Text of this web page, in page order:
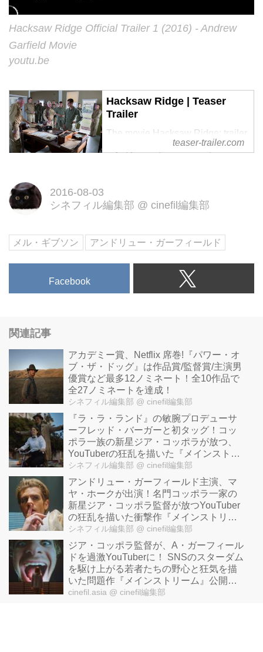
Hacksaw Ridge Official Trailer 1 (2016) - Andrew
Garfield Movie
youtu.be
Hacksaw Ridge | Teaser
Trailer
The movie Hacksaw Ridge: trailer,
clips, photos, soundtrack, news
teaser-trailer.com
2016-08-03
シネフィル編集部 @ cinefil編集部
メル・ギブソン アンドリュー・ガーフィールド
Facebook
関連記事
アカデミー賞、Netflix 席巻!『パワー・オ
ブ・ザ・ドッグ』は作品賞/監督賞/主演男
優賞など最多12ノミネート！全10作品で
全27ノミネートを達成！
シネフィル編集部 @ cinefil編集部
『ラ・ラ・ランド』の敏腕プロデューサ
ーフレッド・バーガーと初タッグ！コッ
ポラ一族の新星ジア・コッポラが放つ、
YouTuberの狂乱を描いた『メインストリ
ーム』本編映像！
シネフィル編集部 @ cinefil編集部
アンドリュー・ガーフィールド主演、マ
ヤ・ホークが出演！名門コッポラ一家の
新星ジア・コッポラ監督が放つYouTuber
の狂乱を描いた衝撃作『メインストリー
ム』予告解禁！
シネフィル編集部 @ cinefil編集部
ジア・コッポラ監督が、A・ガーフィール
ドを過激YouTuberに！ SNSのスターダム
を駆け上がる若者たちの野心と狂気を描
いた問題作『メインストリーム』公開決
定！
cinefil.asia @ cinefil編集部